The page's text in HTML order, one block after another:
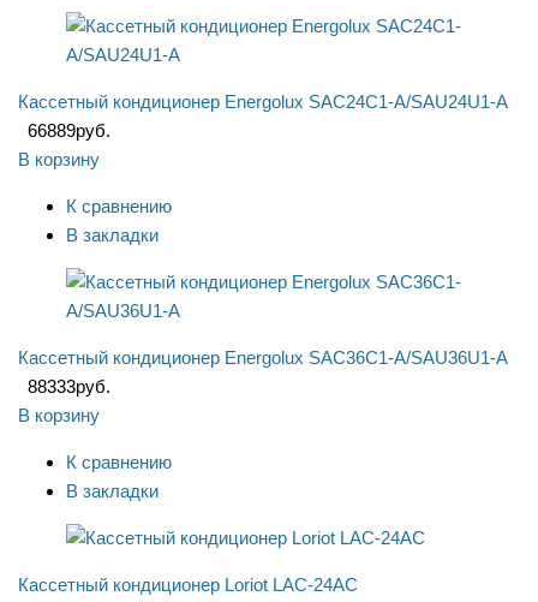
Кассетный кондиционер Energolux SAC24C1-A/SAU24U1-A
66889руб.
В корзину
К сравнению
В закладки
Кассетный кондиционер Energolux SAC36C1-A/SAU36U1-A
88333руб.
В корзину
К сравнению
В закладки
Кассетный кондиционер Loriot LAC-24AC